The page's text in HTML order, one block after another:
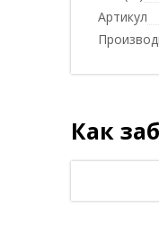
Артикул
Как